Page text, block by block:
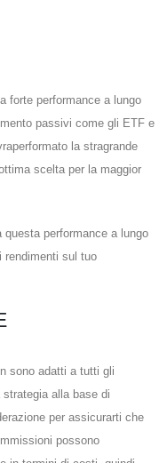
forte performance a lungo
passivi come gli ETF e
la stragrande
scelta per la maggior
questa performance a lungo
rendimenti sul tuo
sono adatti a tutti gli
alla base di
per assicurarti che
possono